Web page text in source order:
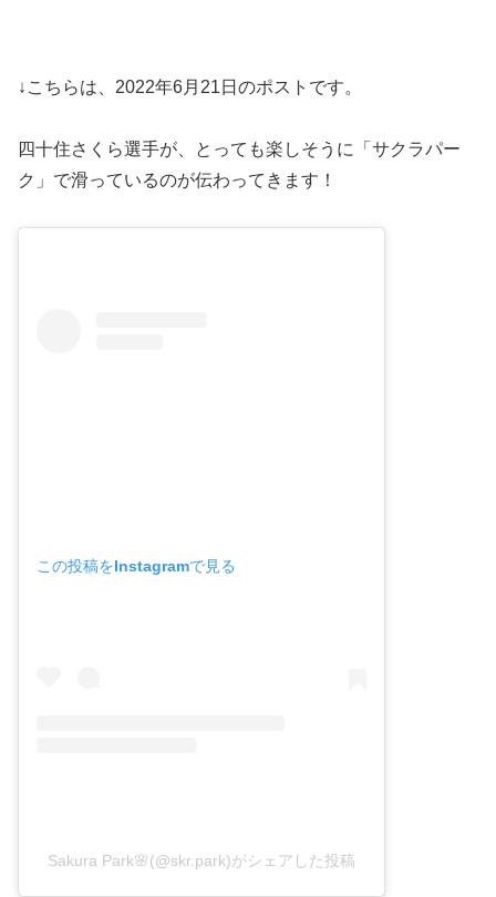
↓こちらは、2022年6月21日のポストです。
四十住さくら選手が、とっても楽しそうに「サクラパー
ク」で滑っているのが伝わってきます！
この投稿をInstagramで見る
Sakura Park🌸(@skr.park)がシェアした投稿